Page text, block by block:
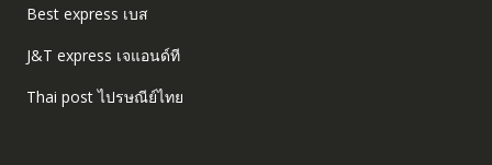
Best express เบส
J&T express เจแอนด์ที
Thai post ไปรษณีย์ไทย